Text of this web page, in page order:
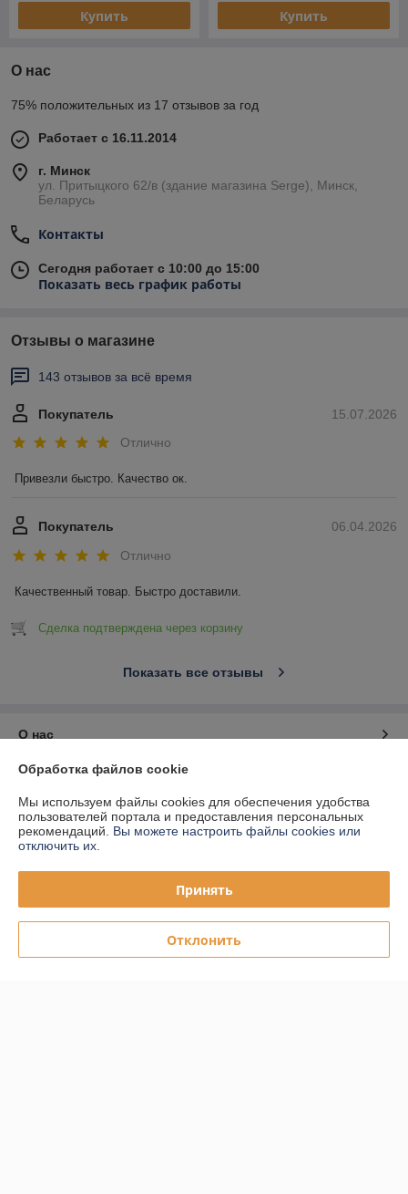
Купить Купить
О нас
75% положительных из 17 отзывов за год
Работает с 16.11.2014
г. Минск
ул. Притыцкого 62/в (здание магазина Serge), Минск,
Беларусь
Контакты
Сегодня работает с 10:00 до 15:00
Показать весь график работы
Отзывы о магазине
143 отзывов за всё время
15.07.2026
Покупатель
Отлично
Привезли быстро. Качество ок.
06.04.2026
Покупатель
Отлично
Качественный товар. Быстро доставили.
Сделка подтверждена через корзину
Показать все отзывы
О нас
Контакты
Доставка и оплата
Полная версия сайта
Политика обработки cookies
Обработка файлов cookie
Мы используем файлы cookies для обеспечения удобства
пользователей портала и предоставления персональных
рекомендаций. Вы можете настроить файлы cookies или
отключить их.
Принять
Отклонить